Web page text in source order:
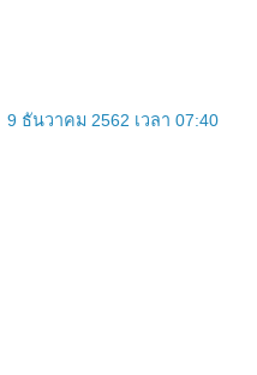
9 ธันวาคม 2562 เวลา 07:40